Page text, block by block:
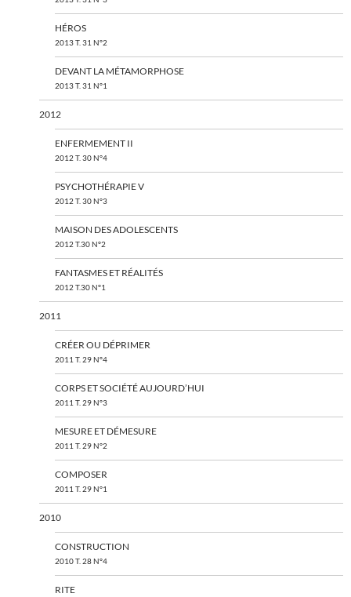
HÉROS
2013 T. 31 N°2
DEVANT LA MÉTAMORPHOSE
2013 T. 31 N°1
2012
ENFERMEMENT II
2012 T. 30 N°4
PSYCHOTHÉRAPIE V
2012 T. 30 N°3
MAISON DES ADOLESCENTS
2012 T.30 N°2
FANTASMES ET RÉALITÉS
2012 T.30 N°1
2011
CRÉER OU DÉPRIMER
2011 T. 29 N°4
CORPS ET SOCIÉTÉ AUJOURD’HUI
2011 T. 29 N°3
MESURE ET DÉMESURE
2011 T. 29 N°2
COMPOSER
2011 T. 29 N°1
2010
CONSTRUCTION
2010 T. 28 N°4
RITE